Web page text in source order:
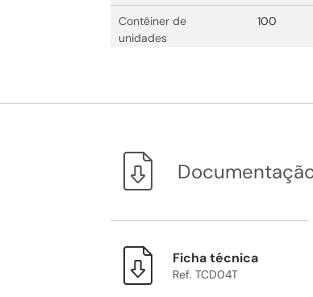
Contêiner de
unidades
100
Ficha técnica
Ref. TCD04T